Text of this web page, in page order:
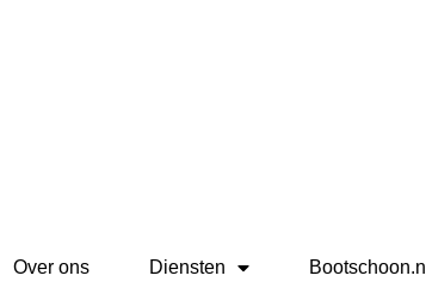
Over ons Diensten Bootschoon.nl